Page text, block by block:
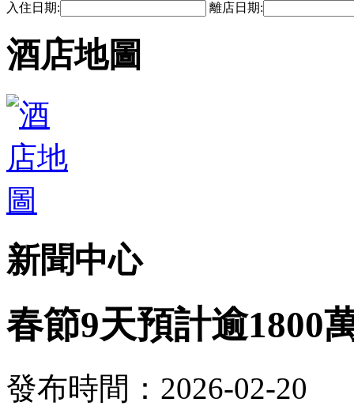
入住日期: 離店日期:
酒店地圖
新聞中心
春節9天預計逾1800
發布時間：2026-02-20